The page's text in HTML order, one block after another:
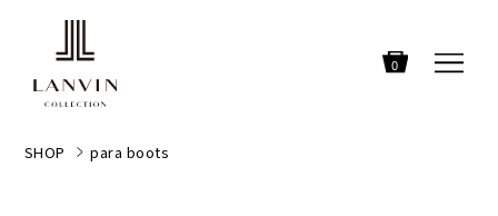
0
SHOP para boots